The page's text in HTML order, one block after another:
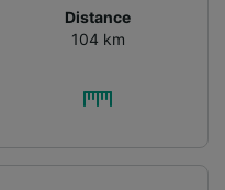
Distance
104 km